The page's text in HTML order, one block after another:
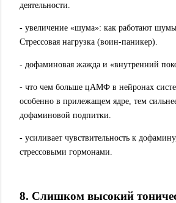
деятельности.
- увеличение «шума»: как работают
Стрессовая нагрузка (воин-паникер).
- дофаминовая жажда и «внутренний
- что чем больше цАМФ в нейронах
особенно в прилежащем ядре, тем
дофаминовой подпитки.
- усиливает чувствительность к
стрессовыми гормонами.
8. Слишком высокий